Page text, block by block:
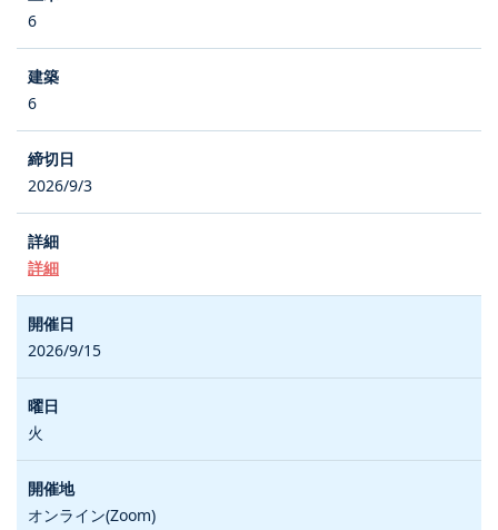
6
6
2026/9/3
詳細
2026/9/15
火
オンライン(Zoom)